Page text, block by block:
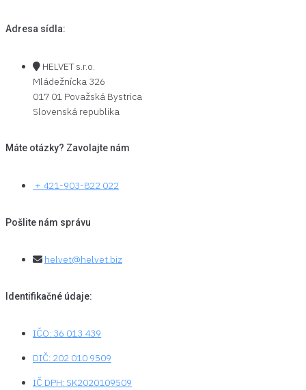
Adresa sídla:
HELVET s.r.o.
Mládežnícka 326
017 01 Považská Bystrica
Slovenská republika
Máte otázky? Zavolajte nám
+ 421-903-822 022
Pošlite nám správu
helvet@helvet.biz
Identifikačné údaje:
IČO: 36 013 439
DIČ: 202 010 9509
IČ DPH: SK2020109509